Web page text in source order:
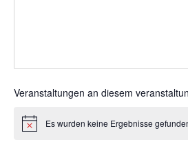
Veranstaltungen an diesem
HinweisEs wurden keine Ergebnisse